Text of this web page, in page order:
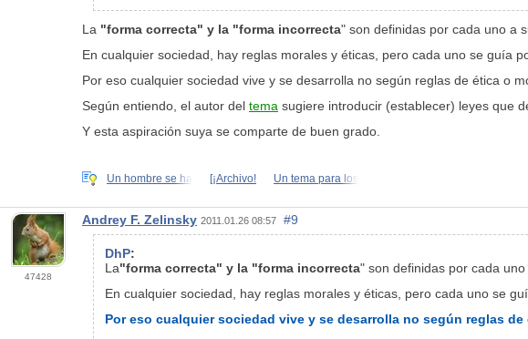
La "forma correcta" y la "forma incorrecta" son definidas por cada uno a
En cualquier sociedad, hay reglas morales y éticas, pero cada uno se guía
Por eso cualquier sociedad vive y se desarrolla no según reglas de ética o
Según entiendo, el autor del tema sugiere introducir (establecer) leyes que
Y esta aspiración suya se comparte de buen grado.
Un hombre se ha [¡Archivo! Un tema para los
47428
Andrey F. Zelinsky 2011.01.26 08:57 #9
DhP:
La"forma correcta" y la "forma incorrecta" son definidas por cada uno
En cualquier sociedad, hay reglas morales y éticas, pero cada uno se
Por eso cualquier sociedad vive y se desarrolla no según reglas